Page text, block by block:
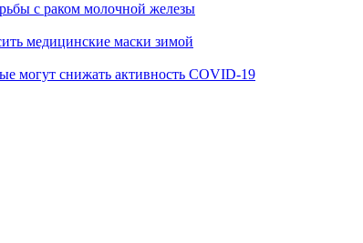
с раком молочной железы
медицинские маски зимой
могут снижать активность COVID-19